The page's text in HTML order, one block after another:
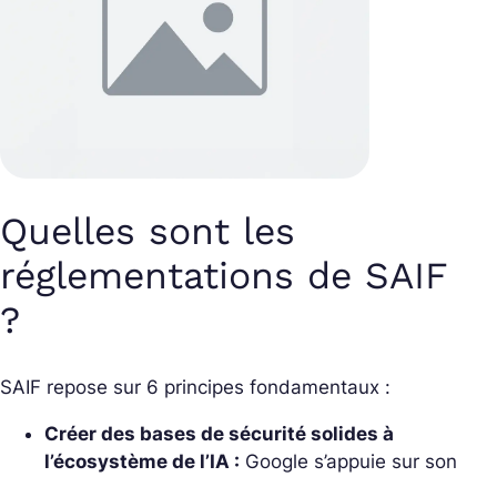
Quelles sont les
réglementations de SAIF
?
SAIF repose sur 6 principes fondamentaux :
Créer des bases de sécurité solides à
l’écosystème de l’IA : Google s’appuie sur son